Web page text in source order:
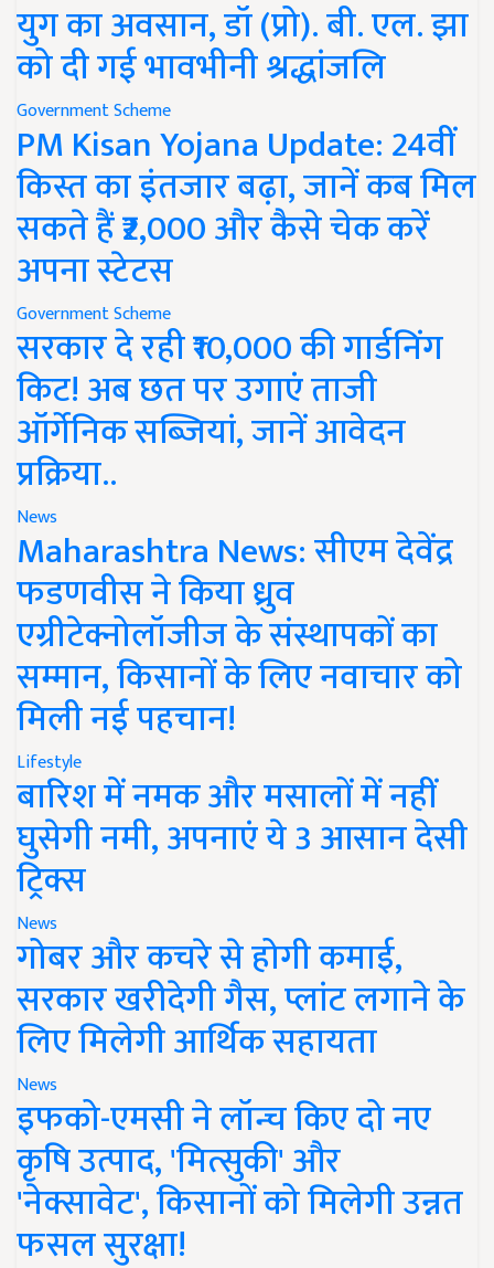
युग का अवसान, डॉ (प्रो). बी. एल. झा
को दी गई भावभीनी श्रद्धांजलि
Government Scheme
PM Kisan Yojana Update: 24वीं
किस्त का इंतजार बढ़ा, जानें कब मिल
सकते हैं ₹2,000 और कैसे चेक करें
अपना स्टेटस
Government Scheme
सरकार दे रही ₹10,000 की गार्डनिंग
किट! अब छत पर उगाएं ताजी
ऑर्गेनिक सब्जियां, जानें आवेदन
प्रक्रिया..
News
Maharashtra News: सीएम देवेंद्र
फडणवीस ने किया ध्रुव
एग्रीटेक्नोलॉजीज के संस्थापकों का
सम्मान, किसानों के लिए नवाचार को
मिली नई पहचान!
Lifestyle
बारिश में नमक और मसालों में नहीं
घुसेगी नमी, अपनाएं ये 3 आसान देसी
ट्रिक्स
News
गोबर और कचरे से होगी कमाई,
सरकार खरीदेगी गैस, प्लांट लगाने के
लिए मिलेगी आर्थिक सहायता
News
इफको-एमसी ने लॉन्च किए दो नए
कृषि उत्पाद, 'मित्सुकी' और
'नेक्सावेट', किसानों को मिलेगी उन्नत
फसल सुरक्षा!